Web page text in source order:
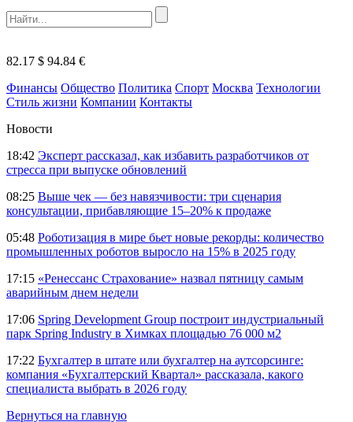
82.17 $ 94.84 €
Финансы Общество Политика Спорт Москва Технологии
Стиль жизни Компании Контакты
Новости
18:42 Эксперт рассказал, как избавить разработчиков от
стресса при выпуске обновлений
08:25 Выше чек — без навязчивости: три сценария
консультации, прибавляющие 15–20% к продаже
05:48 Роботизация в мире бьет новые рекорды: количество
промышленных роботов выросло на 15% в 2025 году
17:15 «Ренессанс Страхование» назвал пятницу самым
аварийным днем недели
17:06 Spring Development Group построит индустриальный
парк Spring Industry в Химках площадью 76 000 м2
17:22 Бухгалтер в штате или бухгалтер на аутсорсинге:
компания «Бухгалтерский Квартал» рассказала, какого
специалиста выбрать в 2026 году
Вернуться на главную